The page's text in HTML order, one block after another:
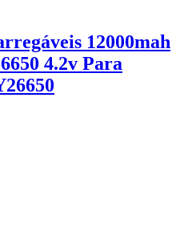
12000mah
4.2v Para